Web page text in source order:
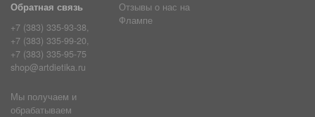
Обратная связь
+7 (383) 335-93-38,
+7 (383) 335-99-20,
+7 (383) 335-95-75
shop@artdietika.ru
Отзывы о нас на
Флампе
Мы получаем и
обрабатываем